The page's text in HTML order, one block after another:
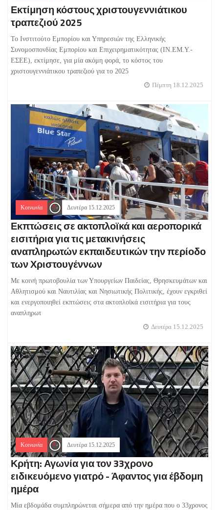
Εκτίμηση κόστους χριστουγεννιάτικου
τραπεζιού 2025
Το Ινστιτούτο Εμπορίου και Υπηρεσιών της Ελληνικής
Συνομοσπονδίας Εμπορίου και Επιχειρηματικότητας (ΙΝ.ΕΜ.Υ.-
ΕΣΕΕ), εκτίμησε, για μία ακόμη φορά, το κόστος του
χριστουγεννιάτικου τραπεζιού για το 2025
Πέμπτη 18.12.2025
Κοινωνία Δευτέρα 15.12.2025
Εκπτώσεις σε ακτοπλοϊκά και αεροπορικά
εισιτήρια για τις μετακινήσεις
αναπληρωτών εκπαιδευτικών την περίοδο
των Χριστουγέννων
Με κοινή πρωτοβουλία των Υπουργείων Παιδείας, Θρησκευμάτων και
Αθλητισμού και Ναυτιλίας και Νησιωτικής Πολιτικής, έχουν εγκριθεί
και ενεργοποιηθεί εκπτώσεις στα ακτοπλοϊκά εισιτήρια για τους
αναπληρωτ
Δευτέρα 15.12.2025
Κοινωνία Δευτέρα 15.12.2025
Κρήτη: Αγωνία για τον 33χρονο
ειδικευόμενο γιατρό - Άφαντος για έβδομη
ημέρα
Μία εβδομάδα συμπληρώνεται σήμερα από την ημέρα που ο 33χρονος